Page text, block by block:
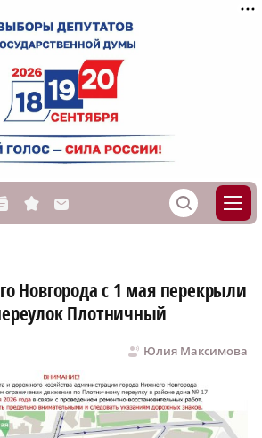
s M S
Новгорода с 1 мая перекрыли
Плотничный
Юлия Максимова